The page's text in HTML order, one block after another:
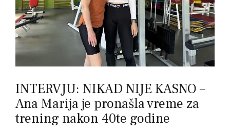
INTERVJU: NIKAD NIJE KASNO –
Ana Marija je pronašla vreme za
trening nakon 40te godine